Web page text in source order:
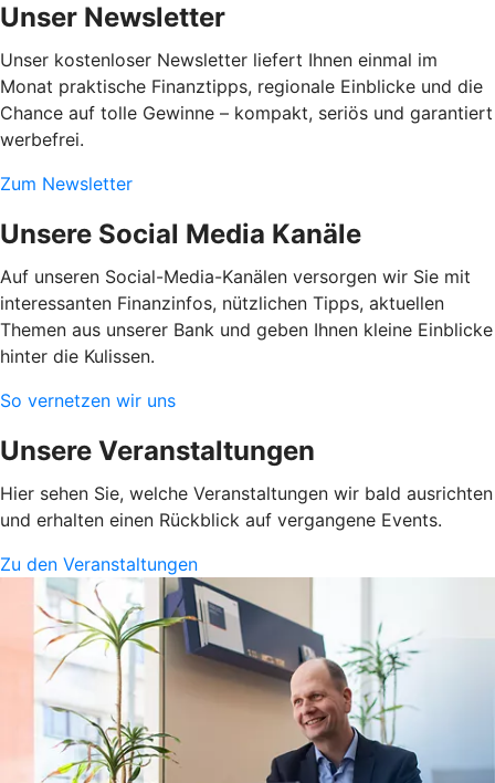
Unser Newsletter
Unser kostenloser Newsletter liefert Ihnen einmal im
Monat praktische Finanztipps, regionale Einblicke und die
Chance auf tolle Gewinne – kompakt, seriös und garantiert
werbefrei.
Zum Newsletter
Unsere Social Media Kanäle
Auf unseren Social-Media-Kanälen versorgen wir Sie mit
interessanten Finanzinfos, nützlichen Tipps, aktuellen
Themen aus unserer Bank und geben Ihnen kleine Einblicke
hinter die Kulissen.
So vernetzen wir uns
Unsere Veranstaltungen
Hier sehen Sie, welche Veranstaltungen wir bald ausrichten
und erhalten einen Rückblick auf vergangene Events.
Zu den Veranstaltungen